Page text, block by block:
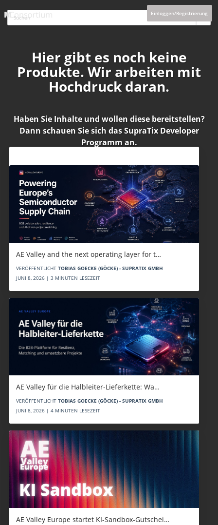
Einloggen/Registrierung
Hier gibt es noch keine
Produkte. Wir arbeiten mit
Hochdruck daran.
Haben Sie Inhalte und wollen diese bereitstellen?
Dann schauen Sie sich dasSupraTix Developer
Programm an.
AE Valley and the next operating layer for t…
VERÖFFENTLICHT TOBIAS GOECKE (GÖCKE) - SUPRATIX GMBH
JUNI 8, 2026 | 3 MINUTEN LESEZEIT
AE Valley für die Halbleiter-Lieferkette: Wa…
VERÖFFENTLICHT TOBIAS GOECKE (GÖCKE) - SUPRATIX GMBH
JUNI 8, 2026 | 4 MINUTEN LESEZEIT
AE Valley Europe startet KI-Sandbox-Gutschei…